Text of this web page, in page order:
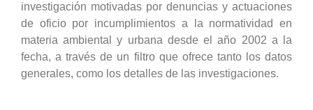
investigación motivadas por denuncias y actuaciones
de oficio por incumplimientos a la normatividad en
materia ambiental y urbana desde el año 2002 a la
fecha, a través de un filtro que ofrece tanto los datos
generales, como los detalles de las investigaciones.